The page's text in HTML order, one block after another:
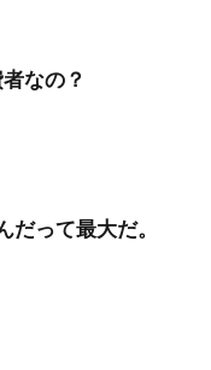
なの？
って最大だ。